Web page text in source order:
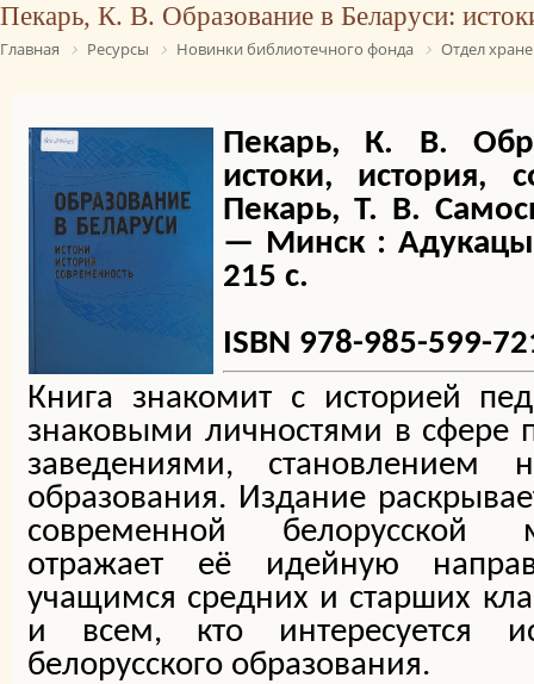
Пекарь, К. В. Образование в Беларуси:
Главная Ресурсы Новинки библиотечного фонда Отдел
Пекарь, К. В.
истоки, история,
Пекарь, Т. В.
— Минск :
215 с.
ISBN 978-985-599-
Книга знакомит с историей
знаковыми личностями в сфере
заведениями, становлением
образования. Издание
современной белорусской
отражает её идейную
учащимся средних и старших
и всем, кто интересуется
белорусского образования.